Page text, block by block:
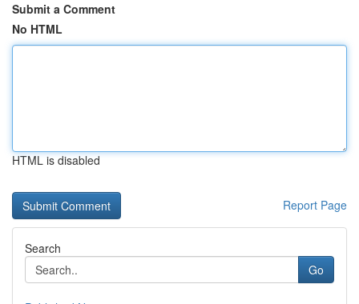
Submit a Comment
No HTML
HTML is disabled
Report Page
Search
Go